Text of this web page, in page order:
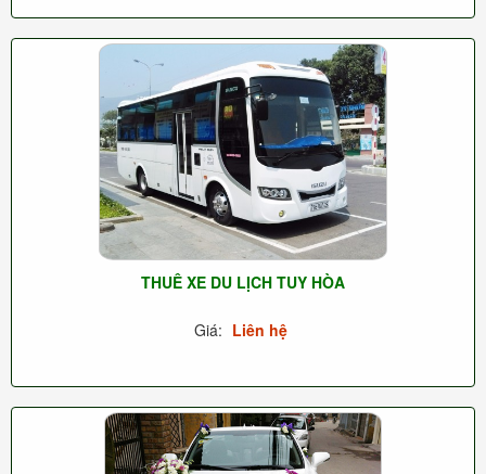
THUÊ XE DU LỊCH TUY HÒA
Giá: Liên hệ